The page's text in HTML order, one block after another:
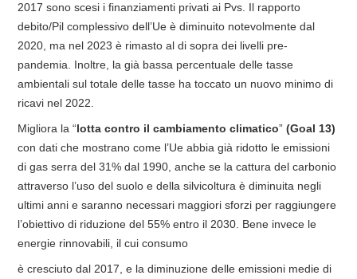
2017 sono scesi i finanziamenti privati ai Pvs. Il rapporto
debito/Pil complessivo dell’Ue è diminuito notevolmente dal
2020, ma nel 2023 è rimasto al di sopra dei livelli pre-
pandemia. Inoltre, la già bassa percentuale delle tasse
ambientali sul totale delle tasse ha toccato un nuovo minimo di
ricavi nel 2022.
Migliora la “lotta contro il cambiamento climatico” (Goal 13)
con dati che mostrano come l’Ue abbia già ridotto le emissioni
di gas serra del 31% dal 1990, anche se la cattura del carbonio
attraverso l’uso del suolo e della silvicoltura è diminuita negli
ultimi anni e saranno necessari maggiori sforzi per raggiungere
l’obiettivo di riduzione del 55% entro il 2030. Bene invece le
energie rinnovabili, il cui consumo
è cresciuto dal 2017, e la diminuzione delle emissioni medie di